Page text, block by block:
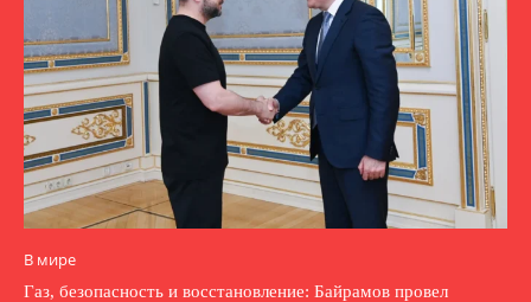
В мире
Газ, безопасность и восстановление: Байрамов провел